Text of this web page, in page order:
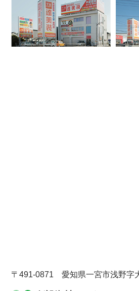
〒491-0871 愛知県一宮市浅野字